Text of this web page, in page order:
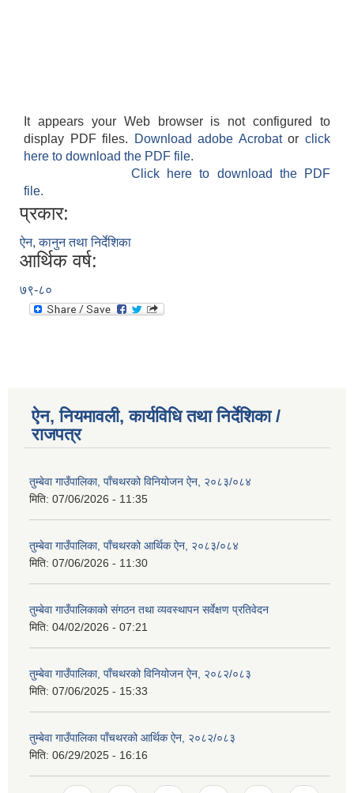
It appears your Web browser is not configured to
display PDF files.
Download adobe Acrobatorclick
here to download the PDF file.
Click here to download the PDF
file.
प्रकार:
ऐन, कानुन तथा निर्देशिका
आर्थिक वर्ष:
७९-८०
ऐन, नियमावली, कार्यविधि तथा निर्देशिका /
राजपत्र
तुम्बेवा गाउँपालिका, पाँचथरको विनियोजन ऐन, २०८३/०८४
मिति: 07/06/2026 - 11:35
तुम्बेवा गाउँपालिका, पाँचथरको आर्थिक ऐन, २०८३/०८४
मिति: 07/06/2026 - 11:30
तुम्बेवा गाउँपालिकाको संगठन तथा व्यवस्थापन सर्वेक्षण प्रतिवेदन
मिति: 04/02/2026 - 07:21
तुम्बेवा गाउँपालिका, पाँचथरको विनियोजन ऐन, २०८२/०८३
मिति: 07/06/2025 - 15:33
तुम्बेवा गाउँपालिका पाँचथरको आर्थिक ऐन, २०८२/०८३
मिति: 06/29/2025 - 16:16